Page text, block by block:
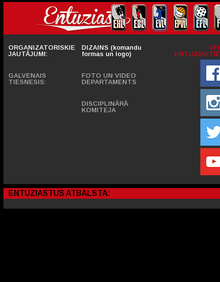
ORGANIZATORISKIE
JAUTĀJUMI:
GALVENAIS
TIESNESIS:
DIZAINS (komandu
formas un logo)
FOTO UN VIDEO
DEPARTAMENTS
DISCIPLINĀRĀ
KOMITEJA
ENTUZIASTUS ATBALSTA: